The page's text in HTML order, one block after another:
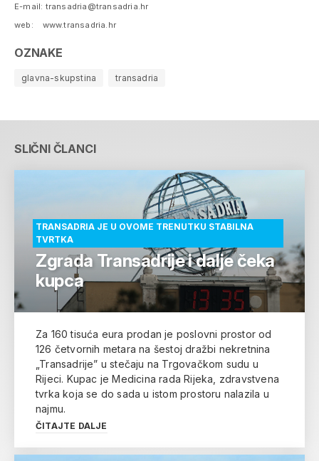
E-mail: transadria@transadria.hr
web: www.transadria.hr
OZNAKE
glavna-skupstina transadria
SLIČNI ČLANCI
TRANSADRIA JE U OVOME TRENUTKU STABILNA
TVRTKA
Zgrada Transadrije i dalje čeka
kupca
Za 160 tisuća eura prodan je poslovni prostor od
126 četvornih metara na šestoj dražbi nekretnina
„Transadrije” u stečaju na Trgovačkom sudu u
Rijeci. Kupac je Medicina rada Rijeka, zdravstvena
tvrka koja se do sada u istom prostoru nalazila u
najmu.
ČITAJTE DALJE